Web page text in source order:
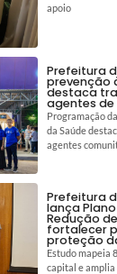
apoio
Prefeitura
prevenção
destaca
agentes de
Programação
da Saúde
agentes
Prefeitura
lança
Redução
fortalecer
proteção
Estudo mapeia
capital e amplia